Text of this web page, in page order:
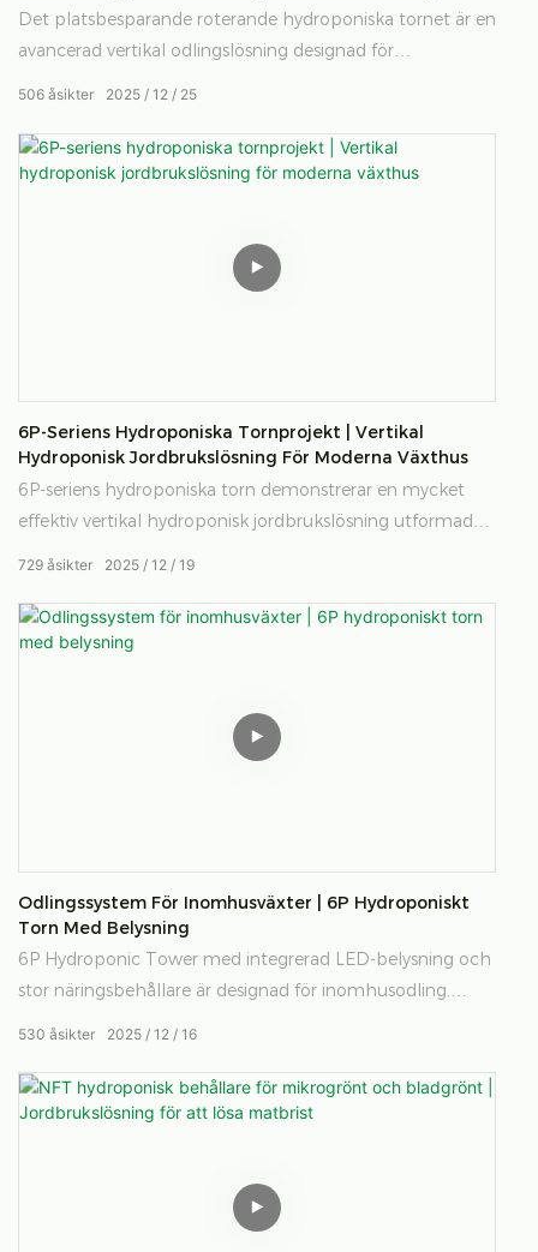
Det platsbesparande roterande hydroponiska tornet är en
avancerad vertikal odlingslösning designad för
rotation med jordfri hydroponisk odling förbättrar
systemet ljusfördelning, grödkonsistens och
2025 12 25
506 åsikter
6P-Seriens Hydroponiska Tornprojekt | Vertikal
Hydroponisk Jordbrukslösning För Moderna Växthus
6P-seriens hydroponiska torn demonstrerar en mycket
effektiv vertikal hydroponisk jordbrukslösning utformad
teknik möjliggör detta system högdensitetsproduktion,
jämn växttillväxt och optimerad vatten- och
2025 12 19
729 åsikter
Odlingssystem För Inomhusväxter | 6P Hydroponiskt
Torn Med Belysning
6P Hydroponic Tower med integrerad LED-belysning och
stor näringsbehållare är designad för inomhusodling.
kontrollerade miljöer.
2025 12 16
530 åsikter